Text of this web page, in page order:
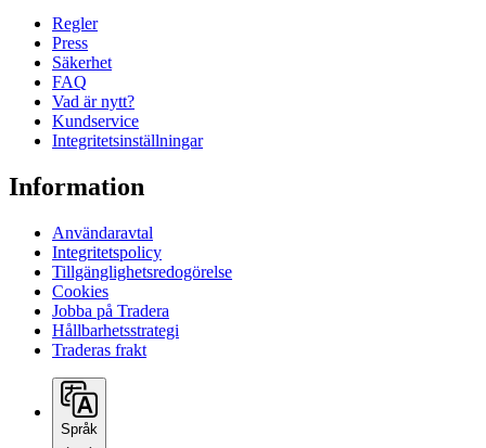
Regler
Press
Säkerhet
FAQ
Vad är nytt?
Kundservice
Integritetsinställningar
Information
Användaravtal
Integritetspolicy
Tillgänglighetsredogörelse
Cookies
Jobba på Tradera
Hållbarhetsstrategi
Traderas frakt
Språk